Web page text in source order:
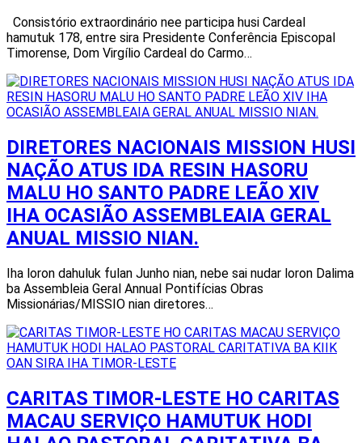
Consistório extraordinário nee participa husi Cardeal
hamutuk 178, entre sira Presidente Conferência Episcopal
Timorense, Dom Virgílio Cardeal do Carmo…
DIRETORES NACIONAIS MISSION HUSI
NAÇÃO ATUS IDA RESIN HASORU
MALU HO SANTO PADRE LEÃO XIV
IHA OCASIÃO ASSEMBLEAIA GERAL
ANUAL MISSIO NIAN.
Iha loron dahuluk fulan Junho nian, nebe sai nudar loron Dalima
ba Assembleia Geral Annual Pontifícias Obras
Missionárias/MISSIO nian diretores…
CARITAS TIMOR-LESTE HO CARITAS
MACAU SERVIÇO HAMUTUK HODI